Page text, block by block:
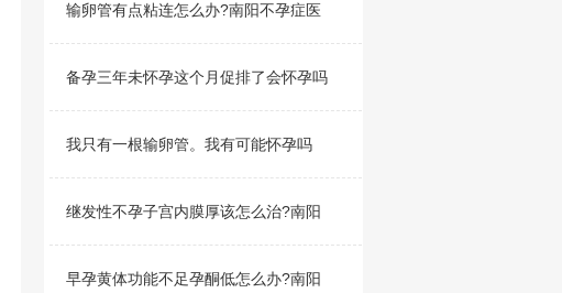
输卵管有点粘连怎么办?南阳不孕症医
备孕三年未怀孕这个月促排了会怀孕吗
我只有一根输卵管。我有可能怀孕吗
继发性不孕子宫内膜厚该怎么治?南阳
早孕黄体功能不足孕酮低怎么办?南阳